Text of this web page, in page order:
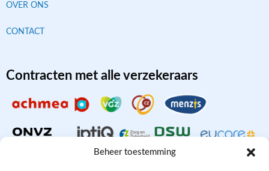
Beheer toestemming
OVER ONS
CONTACT
Contracten met alle verzekeraars